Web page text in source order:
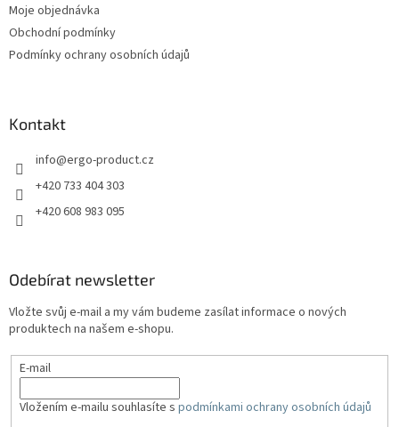
Moje objednávka
Obchodní podmínky
Podmínky ochrany osobních údajů
Kontakt
info@ergo-product.cz
+420 733 404 303
+420 608 983 095
Odebírat newsletter
Vložte svůj e-mail a my vám budeme zasílat informace o nových
produktech na našem e-shopu.
E-mail
Vložením e-mailu souhlasíte s podmínkami ochrany osobních údajů